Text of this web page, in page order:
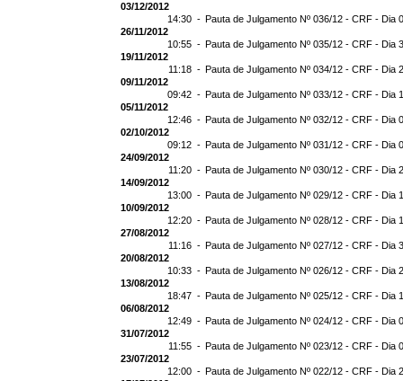
03/12/2012
14:30 - Pauta de Julgamento Nº 036/12 - CRF - Dia
26/11/2012
10:55 - Pauta de Julgamento Nº 035/12 - CRF - Dia
19/11/2012
11:18 - Pauta de Julgamento Nº 034/12 - CRF - Dia
09/11/2012
09:42 - Pauta de Julgamento Nº 033/12 - CRF - Dia
05/11/2012
12:46 - Pauta de Julgamento Nº 032/12 - CRF - Dia
02/10/2012
09:12 - Pauta de Julgamento Nº 031/12 - CRF - Dia
24/09/2012
11:20 - Pauta de Julgamento Nº 030/12 - CRF - Dia
14/09/2012
13:00 - Pauta de Julgamento Nº 029/12 - CRF - Dia
10/09/2012
12:20 - Pauta de Julgamento Nº 028/12 - CRF - Dia
27/08/2012
11:16 - Pauta de Julgamento Nº 027/12 - CRF - Dia
20/08/2012
10:33 - Pauta de Julgamento Nº 026/12 - CRF - Dia
13/08/2012
18:47 - Pauta de Julgamento Nº 025/12 - CRF - Dia
06/08/2012
12:49 - Pauta de Julgamento Nº 024/12 - CRF - Dia
31/07/2012
11:55 - Pauta de Julgamento Nº 023/12 - CRF - Dia
23/07/2012
12:00 - Pauta de Julgamento Nº 022/12 - CRF - Dia